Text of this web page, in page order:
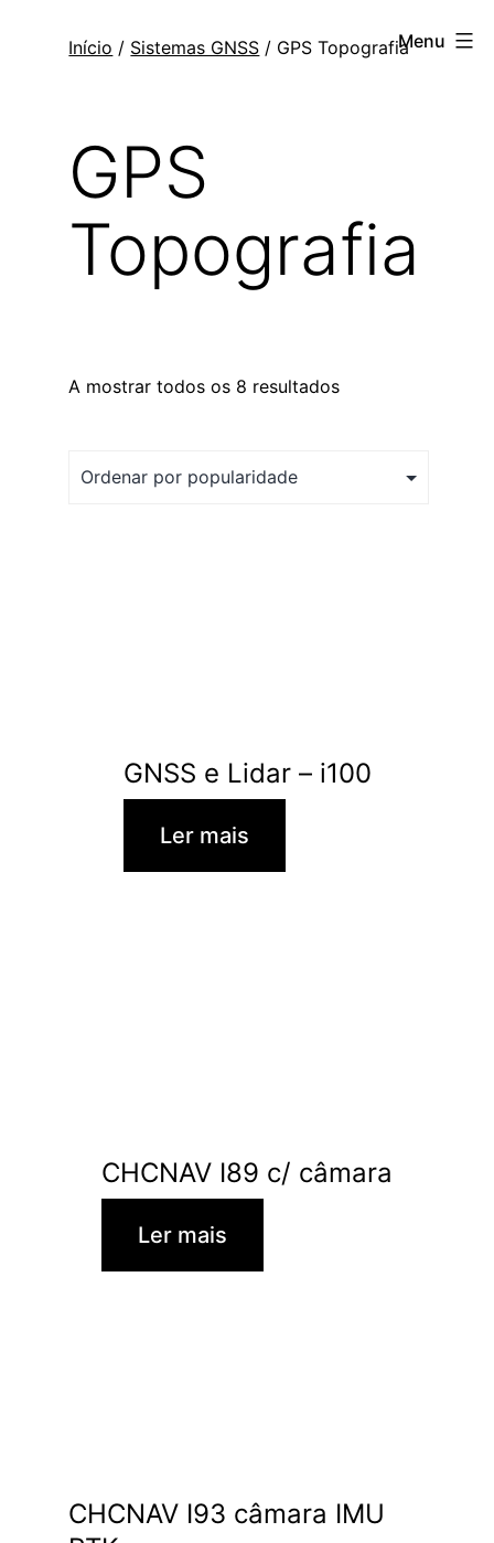
Menu
Início / Sistemas GNSS / GPS Topografia
GPS
Topografia
A mostrar todos os 8 resultados
GNSS e Lidar – i100
Ler mais
CHCNAV I89 c/ câmara
Ler mais
CHCNAV I93 câmara IMU